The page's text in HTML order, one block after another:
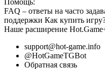
Помощь:
FAQ – ответы на часто
поддержки Как купить
Наше расширение
support@hot-game.info
@HotGameTGBot
Обратная связь